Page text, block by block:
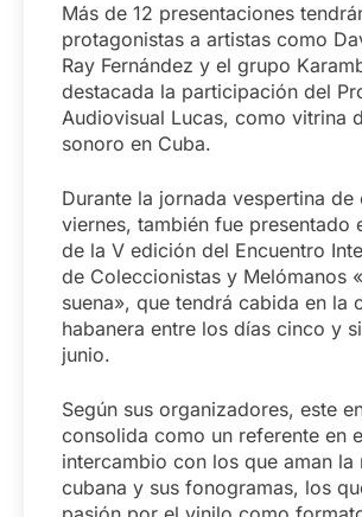
Más de 12 presentaciones
protagonistas a artistas como
Ray Fernández y el grupo
destacada la participación del
Audiovisual Lucas, como vitrina
sonoro en Cuba.
Durante la jornada vespertina de
viernes, también fue presentado
de la V edición del Encuentro
de Coleccionistas y Melómanos
suena», que tendrá cabida en la
habanera entre los días cinco y
junio.
Según sus organizadores, este
consolida como un referente en
intercambio con los que aman la
cubana y sus fonogramas, los